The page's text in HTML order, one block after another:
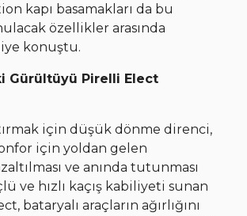
kapı basamakları da bu
özellikler arasında
konuştu.
Gürültüyü Pirelli Elect
için düşük dönme direnci,
için yoldan gelen
ve anında tutunması
ve hızlı kaçış kabiliyeti sunan
bataryalı araçların ağırlığını